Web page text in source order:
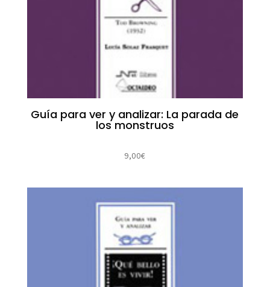
Guía para ver y analizar: La parada de
los monstruos
9,00€